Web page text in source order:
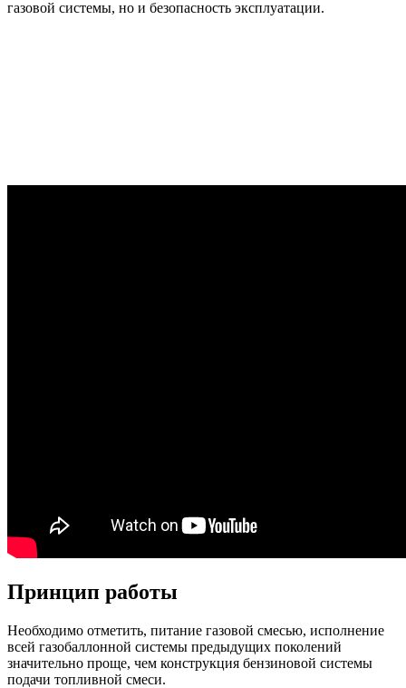
газовой системы, но и безопасность эксплуатации.
Принцип работы
Необходимо отметить, питание газовой смесью, исполнение
всей газобаллонной системы предыдущих поколений
значительно проще, чем конструкция бензиновой системы
подачи топливной смеси.